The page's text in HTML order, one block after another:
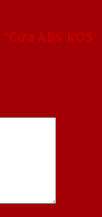
ABS KOS